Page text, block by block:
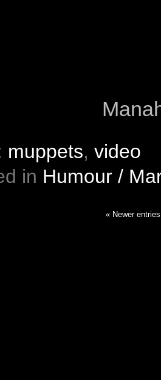
muppets, video
in Humour /
« Newer entries